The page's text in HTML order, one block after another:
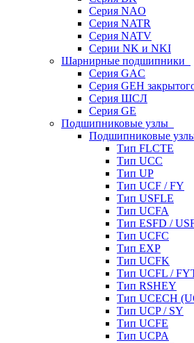
Серия NAO
Серия NATR
Серия NATV
Серии NK и NKI
Шарнирные подшипники
Серия GAC
Серия GEH
Серия ШСЛ
Серия GE
Подшипниковые узлы
Подшипниковые
Тип FLCTE
Тип UCC
Тип UP
Тип UCF / FY
Тип USFLE
Тип UCFA
Тип ESFD /
Тип UCFC
Тип EXP
Тип UCFK
Тип UCFL /
Тип RSHEY
Тип UCECH
Тип UCP / SY
Тип UCFE
Тип UCPA